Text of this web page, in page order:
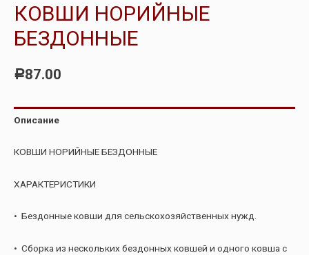
КОВШИ НОРИЙНЫЕ
БЕЗДОННЫЕ
Р87.00
Описание
КОВШИ НОРИЙНЫЕ БЕЗДОННЫЕ
ХАРАКТЕРИСТИКИ
• Бездонные ковши для сельскохозяйственных нужд.
• Сборка из нескольких бездонных ковшей и одного ковша с